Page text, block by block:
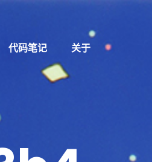
代码笔记 关于